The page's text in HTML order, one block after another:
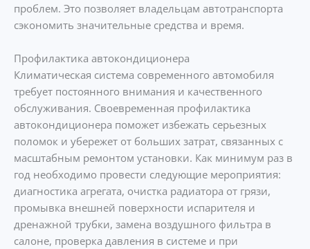
проблем. Это позволяет владельцам автотранспорта
сэкономить значительные средства и время.
Профилактика автокондиционера
Климатическая система современного автомобиля
требует постоянного внимания и качественного
обслуживания. Своевременная профилактика
автокондиционера поможет избежать серьезных
поломок и убережет от больших затрат, связанных с
масштабным ремонтом установки. Как минимум раз в
год необходимо провести следующие мероприятия:
диагностика агрегата, очистка радиатора от грязи,
промывка внешней поверхности испарителя и
дренажной трубки, замена воздушного фильтра в
салоне, проверка давления в системе и при